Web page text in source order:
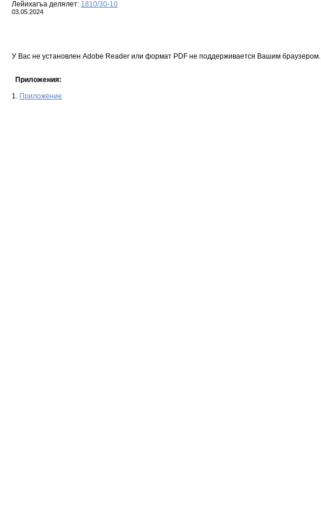
Лейихагъа делялет: 1810/30-10
03.05.2024
У Вас не установлен Adobe Reader или формат PDF не поддерживается Вашим браузером.
Приложения:
1. Приложение